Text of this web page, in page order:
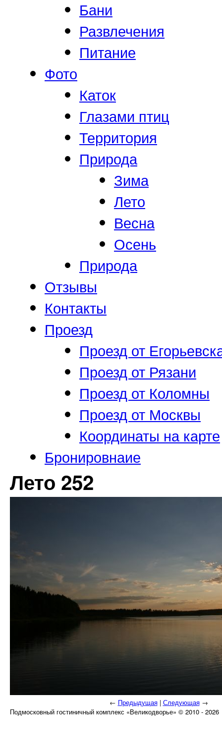
Бани
Развлечения
Питание
Фото
Каток
Глазами птиц
Территория
Природа
Зима
Лето
Весна
Осень
Природа
Отзывы
Контакты
Проезд
Проезд от
Проезд от Рязани
Проезд от Коломны
Проезд от Москвы
Координаты на карте
Бронировнаие
Лето 252
← Предыдущая| Следующая→
Подмосковный гостиничный комплекс «Великодворье» © 2010 - 2026